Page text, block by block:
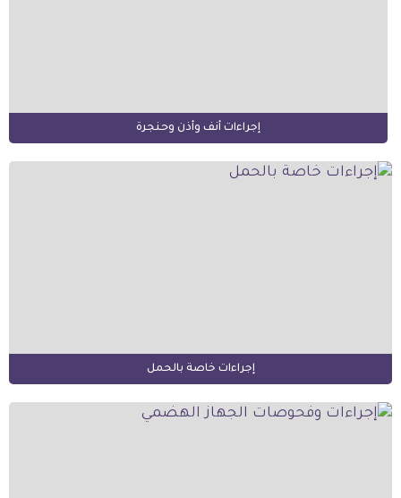
إجراءات أنف وأذن وحنجرة
إجراءات خاصة بالحمل